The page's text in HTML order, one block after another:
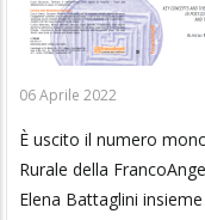
06 Aprile 2022
È uscito il numero
Rurale della
Elena Battaglini